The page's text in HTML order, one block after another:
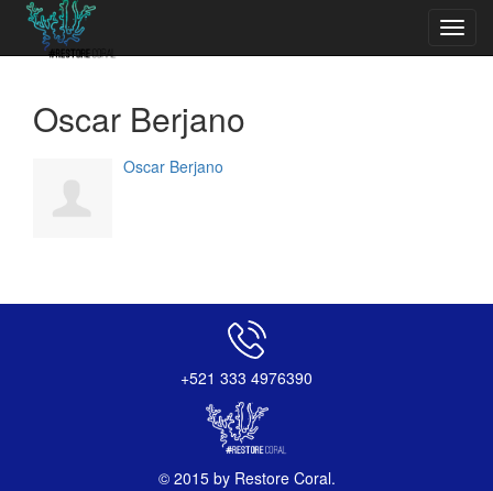
Oscar Berjano
Oscar Berjano
+521 333 4976390
© 2015 by Restore Coral.